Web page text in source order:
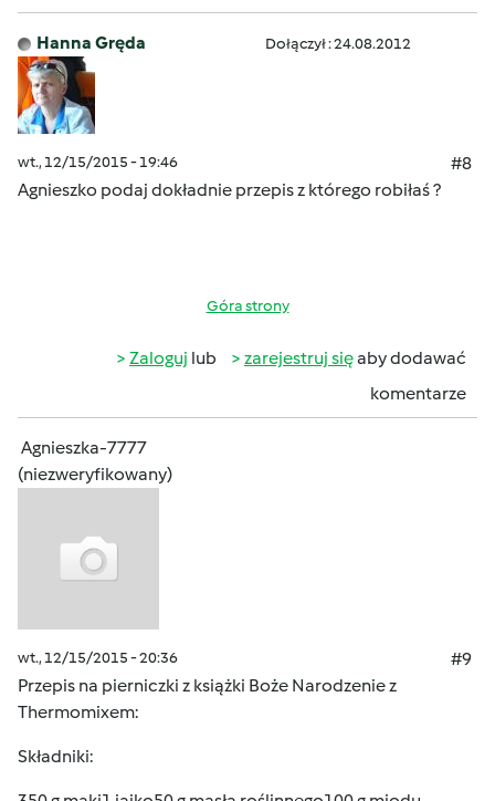
Hanna Gręda Dołączył : 24.08.2012
wt., 12/15/2015 - 19:46
#8
Agnieszko podaj dokładnie przepis z którego robiłaś ?
Góra strony
Zaloguj lub zarejestruj sięaby dodawać
komentarze
Agnieszka-7777
(niezweryfikowany)
wt., 12/15/2015 - 20:36
#9
Przepis na pierniczki z książki Boże Narodzenie z
Thermomixem:
Składniki: